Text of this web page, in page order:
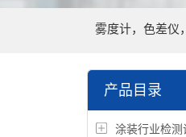
雾度计，色差仪
产品目录
涂装行业检测